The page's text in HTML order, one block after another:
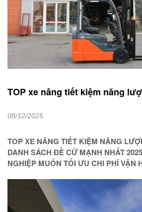
TOP xe nâng tiết kiệm năng
08/12/2025
TOP XE NÂNG TIẾT KIỆM NĂNG
DANH SÁCH ĐỀ CỬ MẠNH NHẤT
NGHIỆP MUỐN TỐI ƯU CHI PHÍ VẬN